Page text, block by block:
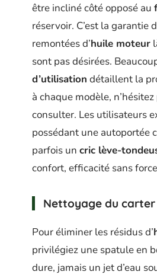
être incliné côté opposé au
réservoir. C’est la garantie
remontées d’huile moteur
sont pas désirées.
d’utilisation détaillent la
à chaque modèle,
consulter. Les utilisateurs
possédant une autoportée
parfois un cric lève-
confort, efficacité sans
Nettoyage du
Pour éliminer les résidus d’
privilégiez une spatule en
dure, jamais un jet d’eau